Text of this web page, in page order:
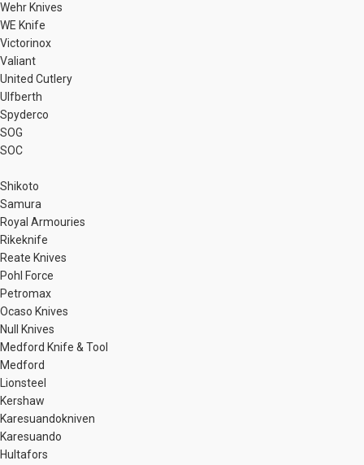
Wehr Knives
WE Knife
Victorinox
Valiant
United Cutlery
Ulfberth
Spyderco
SOG
SOC
Shikoto
Samura
Royal Armouries
Rikeknife
Reate Knives
Pohl Force
Petromax
Ocaso Knives
Null Knives
Medford Knife & Tool
Medford
Lionsteel
Kershaw
Karesuandokniven
Karesuando
Hultafors